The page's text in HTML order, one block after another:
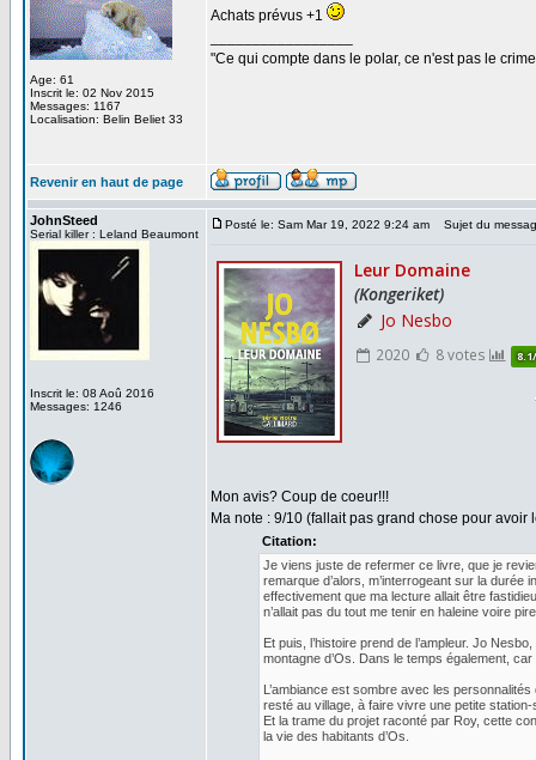
Age: 61
Inscrit le: 02 Nov 2015
Messages: 1167
Localisation: Belin Beliet 33
Achats prévus +1
"Ce qui compte dans le polar, ce n'est pas le
Revenir en haut de page
JohnSteed
Serial killer : Leland Beaumont
Inscrit le: 08 Aoû 2016
Messages: 1246
Posté le: Sam Mar 19, 2022 9:24 am Sujet du
Mon avis? Coup de coeur!!!
Ma note : 9/10 (fallait pas grand chose pour avoir
Citation:
Je viens juste de refermer ce livre, que je
remarque d’alors, m’interrogeant sur la
effectivement que ma lecture allait être
n’allait pas du tout me tenir en haleine voire
Et puis, l’histoire prend de l’ampleur. Jo
montagne d’Os. Dans le temps également,
L’ambiance est sombre avec les
resté au village, à faire vivre une petite
Et la trame du projet raconté par Roy, cette
la vie des habitants d’Os.